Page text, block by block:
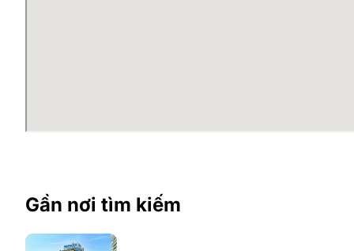
hiện đại, hệ thống cung cấp điện dự phòng 100%
Tiện ích tòa nhà Mỹ Sơn Tower
Gần nơi tìm kiếm